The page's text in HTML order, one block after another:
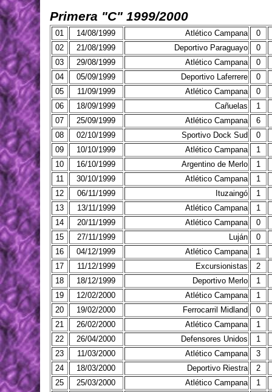
Primera "C" 1999/2000
01 14/08/1999 Atlético Campana
0
02
21/08/1999 Deportivo Paraguayo
0
03
29/08/1999 Atlético Campana
0
04
05/09/1999 Deportivo Laferrere
0
05
11/09/1999 Atlético Campana
0
06
18/09/1999 Cañuelas
1
07
25/09/1999 Atlético Campana
6
08
02/10/1999 Sportivo Dock Sud
0
09
10/10/1999 Atlético Campana
1
10
16/10/1999 Argentino de Merlo
1
11
30/10/1999 Atlético Campana
1
12
06/11/1999 Ituzaingó
1
13
13/11/1999 Atlético Campana
1
14
20/11/1999 Atlético Campana
0
15
27/11/1999 Luján
0
16
04/12/1999 Atlético Campana
1
17
11/12/1999 Excursionistas
2
18
18/12/1999 Deportivo Merlo
1
19
12/02/2000 Atlético Campana
1
20
19/02/2000 Ferrocarril Midland
0
21
26/02/2000 Atlético Campana
1
22
26/04/2000 Defensores Unidos
1
23
11/03/2000 Atlético Campana
3
24
18/03/2000 Deportivo Riestra
2
25
25/03/2000 Atlético Campana
1